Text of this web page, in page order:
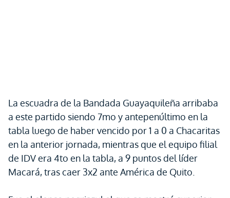
La escuadra de la Bandada Guayaquileña arribaba
a este partido siendo 7mo y antepenúltimo en la
tabla luego de haber vencido por 1 a 0 a Chacaritas
en la anterior jornada, mientras que el equipo filial
de IDV era 4to en la tabla, a 9 puntos del líder
Macará, tras caer 3x2 ante América de Quito.